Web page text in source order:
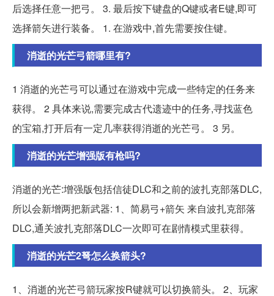
后选择任意一把弓。 3. 最后按下键盘的Q键或者E键,即可
选择箭矢进行装备。 1. 在游戏中,首先需要按住键。
消逝的光芒弓箭哪里有?
1 消逝的光芒弓可以通过在游戏中完成一些特定的任务来
获得。 2 具体来说,需要完成古代遗迹中的任务,寻找蓝色
的宝箱,打开后有一定几率获得消逝的光芒弓。 3 另。
消逝的光芒增强版有枪吗?
消逝的光芒:增强版包括信徒DLC和之前的波扎克部落DLC,
所以会新增两把新武器: 1、简易弓+箭矢 来自波扎克部落
DLC,通关波扎克部落DLC一次即可在剧情模式里获得。
消逝的光芒2弩怎么换箭头?
1、消逝的光芒弓箭玩家按R键就可以切换箭头。 2、玩家